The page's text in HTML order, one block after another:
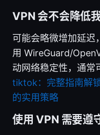
VPN 会不会降低
可能会略微增加延迟
用 WireGuard/
动网络稳定性，通常
tiktok：完整指南解
的实用策略
使用 VPN 需要遵